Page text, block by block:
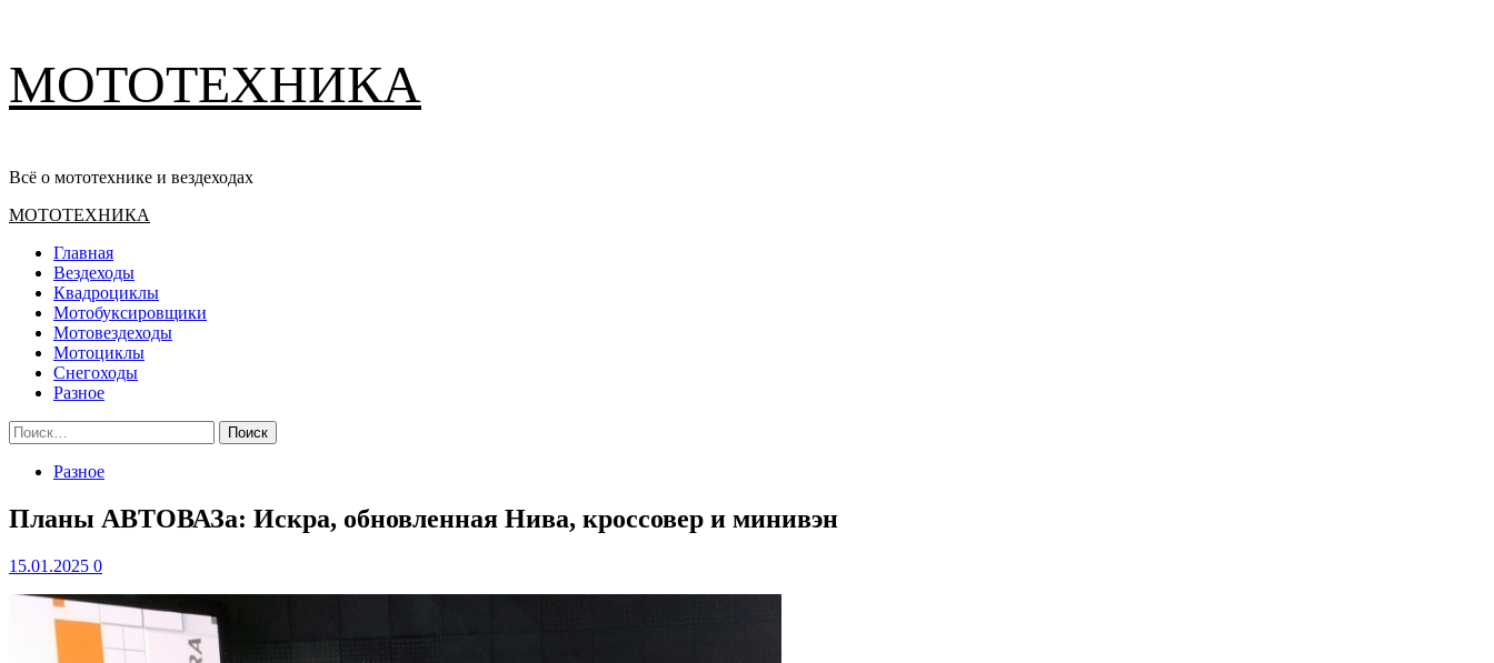
содержимому
МОТОТЕХНИКА
Всё о мототехнике и вездеходах
Основное
МОТОТЕХНИКА
Главная
Вездеходы
Квадроциклы
Мотобуксировщики
Мотовездеходы
Мотоциклы
Снегоходы
Разное
Найти:
Разное
Планы АВТОВАЗа: Искра, обновленная Нива, кроссовер и минивэн
15.01.2025 0